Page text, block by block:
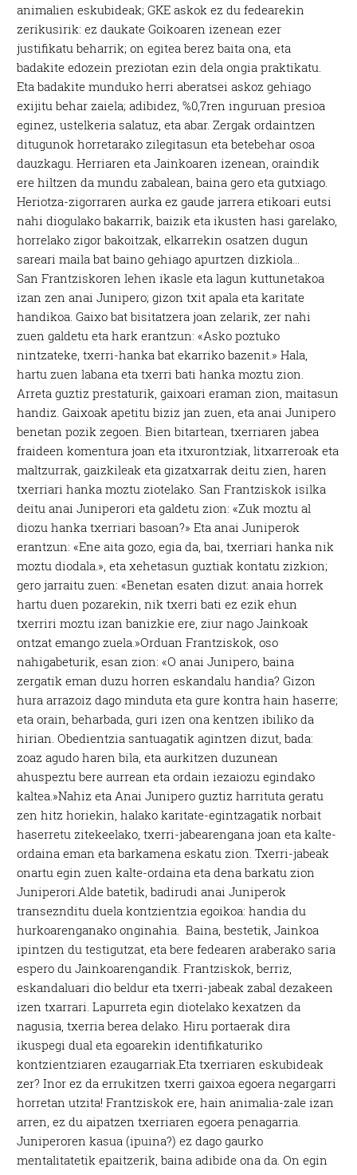
animalien eskubideak; GKE askok ez du fedearekin
zerikusirik: ez daukate Goikoaren izenean ezer
justifikatu beharrik; on egitea berez baita ona, eta
badakite edozein preziotan ezin dela ongia praktikatu.
Eta badakite munduko herri aberatsei askoz gehiago
exijitu behar zaiela; adibidez, %0,7ren inguruan presioa
eginez, ustelkeria salatuz, eta abar. Zergak ordaintzen
ditugunok horretarako zilegitasun eta betebehar osoa
dauzkagu. Herriaren eta Jainkoaren izenean, oraindik
ere hiltzen da mundu zabalean, baina gero eta gutxiago.
Heriotza-zigorraren aurka ez gaude jarrera etikoari eutsi
nahi diogulako bakarrik, baizik eta ikusten hasi garelako,
horrelako zigor bakoitzak, elkarrekin osatzen dugun
sareari maila bat baino gehiago apurtzen dizkiola…
San Frantziskoren lehen ikasle eta lagun kuttunetakoa
izan zen anai Junipero; gizon txit apala eta karitate
handikoa. Gaixo bat bisitatzera joan zelarik, zer nahi
zuen galdetu eta hark erantzun: «Asko poztuko
nintzateke, txerri-hanka bat ekarriko bazenit.» Hala,
hartu zuen labana eta txerri bati hanka moztu zion.
Arreta guztiz prestaturik, gaixoari eraman zion, maitasun
handiz. Gaixoak apetitu biziz jan zuen, eta anai Junipero
benetan pozik zegoen. Bien bitartean, txerriaren jabea
fraideen komentura joan eta itxurontziak, litxarreroak eta
maltzurrak, gaizkileak eta gizatxarrak deitu zien, haren
txerriari hanka moztu ziotelako. San Frantziskok isilka
deitu anai Juniperori eta galdetu zion: «Zuk moztu al
diozu hanka txerriari basoan?» Eta anai Juniperok
erantzun: «Ene aita gozo, egia da, bai, txerriari hanka nik
moztu diodala.», eta xehetasun guztiak kontatu zizkion;
gero jarraitu zuen: «Benetan esaten dizut: anaia horrek
hartu duen pozarekin, nik txerri bati ez ezik ehun
txerriri moztu izan banizkie ere, ziur nago Jainkoak
ontzat emango zuela.»Orduan Frantziskok, oso
nahigabeturik, esan zion: «O anai Junipero, baina
zergatik eman duzu horren eskandalu handia? Gizon
hura arrazoiz dago minduta eta gure kontra hain haserre;
eta orain, beharbada, guri izen ona kentzen ibiliko da
hirian. Obedientzia santuagatik agintzen dizut, bada:
zoaz agudo haren bila, eta aurkitzen duzunean
ahuspeztu bere aurrean eta ordain iezaiozu egindako
kaltea.»Nahiz eta Anai Junipero guztiz harrituta geratu
zen hitz horiekin, halako karitate-egintzagatik norbait
haserretu zitekeelako, txerri-jabearengana joan eta kalte-
ordaina eman eta barkamena eskatu zion. Txerri-jabeak
onartu egin zuen kalte-ordaina eta dena barkatu zion
Juniperori.Alde batetik, badirudi anai Juniperok
transeznditu duela kontzientzia egoikoa: handia du
hurkoarenganako onginahia. Baina, bestetik, Jainkoa
ipintzen du testigutzat, eta bere fedearen araberako saria
espero du Jainkoarengandik. Frantziskok, berriz,
eskandaluari dio beldur eta txerri-jabeak zabal dezakeen
izen txarrari. Lapurreta egin diotelako kexatzen da
nagusia, txerria berea delako. Hiru portaerak dira
ikuspegi dual eta egoarekin identifikaturiko
kontzientziaren ezaugarriak.Eta txerriaren eskubideak
zer? Inor ez da errukitzen txerri gaixoa egoera negargarri
horretan utzita! Frantziskok ere, hain animalia-zale izan
arren, ez du aipatzen txerriaren egoera penagarria.
Juniperoren kasua (ipuina?) ez dago gaurko
mentalitatetik epaitzerik, baina adibide ona da. On egin